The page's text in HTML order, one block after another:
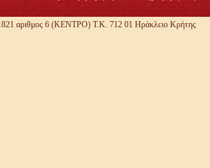
αριθμος 6 (ΚΕΝΤΡΟ) Τ.Κ. 712 01 Ηράκλειο Κρήτης